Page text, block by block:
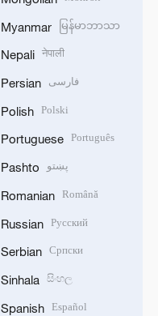
Myanmar မြန်မာဘာသာ
Nepali नेपाली
Persian فارسی
Polish Polski
Portuguese Português
Pashto پښتو
Romanian Română
Russian Русский
Serbian Српски
Sinhala සිංහල
Spanish Español